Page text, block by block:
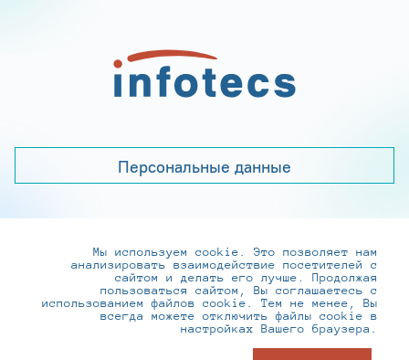
Персональные данные
+7 (495) 737-6192, 8-800-250-0-260
practice@infotecs.ru,hr@infotecs.ru
127273, г. Москва, Отрадная ул., 2Б строение 1
Мы используем cookie. Это позволяет нам
анализировать взаимодействие посетителей с
сайтом и делать его лучше. Продолжая
пользоваться сайтом, Вы соглашаетесь с
использованием файлов cookie. Тем не менее, Вы
всегда можете отключить файлы cookie в
настройках Вашего браузера.